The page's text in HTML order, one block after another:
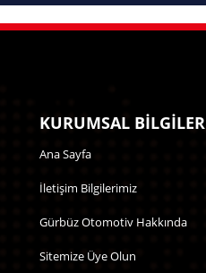
KURUMSAL BİLGİLER
Ana Sayfa
İletişim Bilgilerimiz
Gürbüz Otomotiv Hakkında
Sitemize Üye Olun